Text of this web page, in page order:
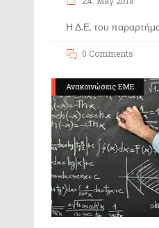
Η Δ.Ε. του
0 Comments
Ανακοινώσεις ΕΜΕ